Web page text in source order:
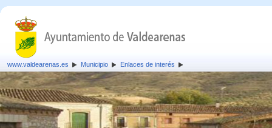
www.valdearenas.es Municipio Enlaces de interés